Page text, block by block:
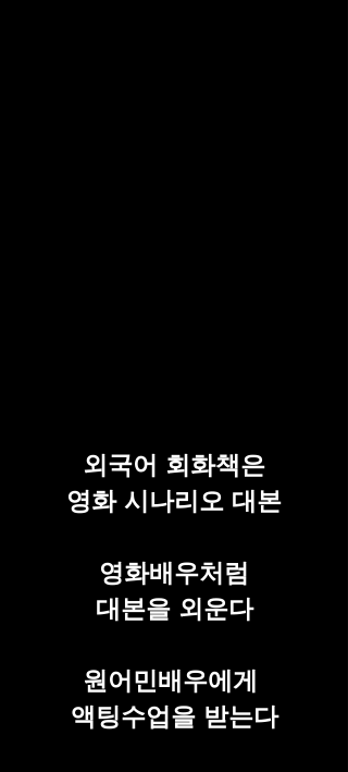
외국어 회화책은
영화 시나리오 대본
영화배우처럼
대본을 외운다
원어민배우에게
액팅수업을 받는다